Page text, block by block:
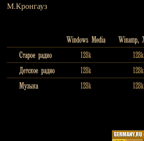
М.Кронгауз